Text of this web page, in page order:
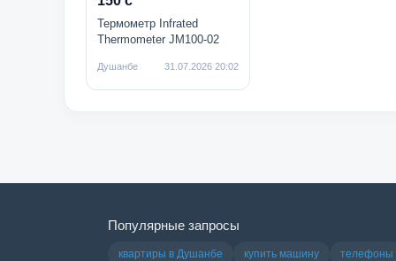
Термометр Infrated
Thermometer JM100-02
Душанбе 31.07.2026 20:02
Популярные запросы
квартиры в Душанбе купить машину телефоны